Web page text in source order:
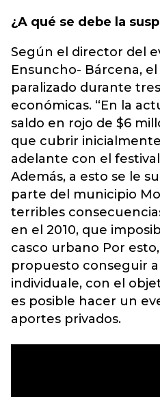
¿A qué se debe la
Según el director del
Ensuncho- Bárcena,
paralizado durante
económicas. “En la
saldo en rojo de $6
que cubrir
adelante con el
Además, a esto se le
parte del municipio
terribles
en el 2010, que
casco urbano Por
propuesto conseguir
individuale, con el
es posible hacer un
aportes privados.